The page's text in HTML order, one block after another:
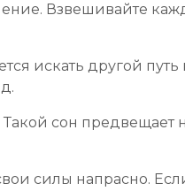
Взвешивайте
искать другой путь
сон предвещает
силы напрасно.